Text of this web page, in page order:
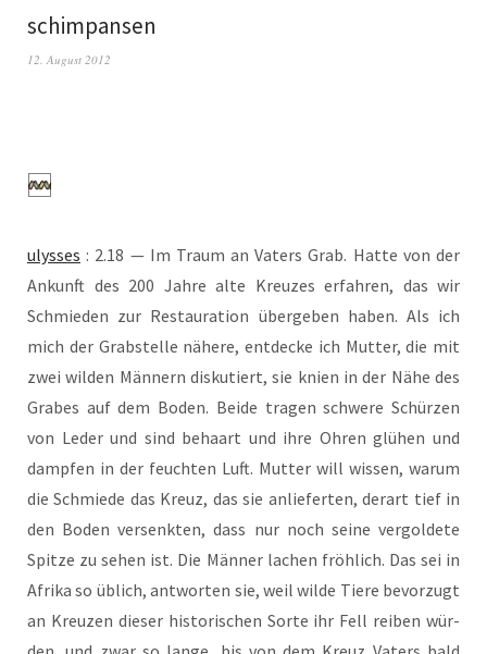
schimpansen
12. August 2012
ulys­ses : 2.18 — Im Traum an Vaters Grab. Hat­te von der
Ankunft des 200 Jah­re alte Kreu­zes erfah­ren, das wir
Schmie­den zur Restau­ra­ti­on über­ge­ben haben. Als ich
mich der Grab­stel­le nähe­re, ent­de­cke ich Mut­ter, die mit
zwei wil­den Män­nern dis­ku­tiert, sie knien in der Nähe des
Gra­bes auf dem Boden. Bei­de tra­gen schwe­re Schür­zen
von Leder und sind behaart und ihre Ohren glü­hen und
damp­fen in der feuch­ten Luft. Mut­ter will wis­sen, war­um
die Schmie­de das Kreuz, das sie anlie­fer­ten, der­art tief in
den Boden ver­senk­ten, dass nur noch sei­ne ver­gol­de­te
Spit­ze zu sehen ist. Die Män­ner lachen fröh­lich. Das sei in
Afri­ka so üblich, ant­wor­ten sie, weil wil­de Tie­re bevor­zugt
an Kreu­zen die­ser his­to­ri­schen Sor­te ihr Fell rei­ben wür­